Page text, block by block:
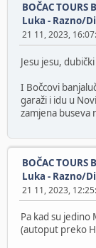
BOČAC TOURS
Luka - Razno/
21 11, 2023,
Jesu jesu,
I Bočcovi
garaži i idu u
zamjena buseva
BOČAC TOURS
Luka - Razno/
21 11, 2023,
Pa kad su jedino
(autoput preko